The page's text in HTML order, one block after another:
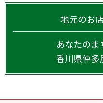
地元のお
あなたの
香川県仲多